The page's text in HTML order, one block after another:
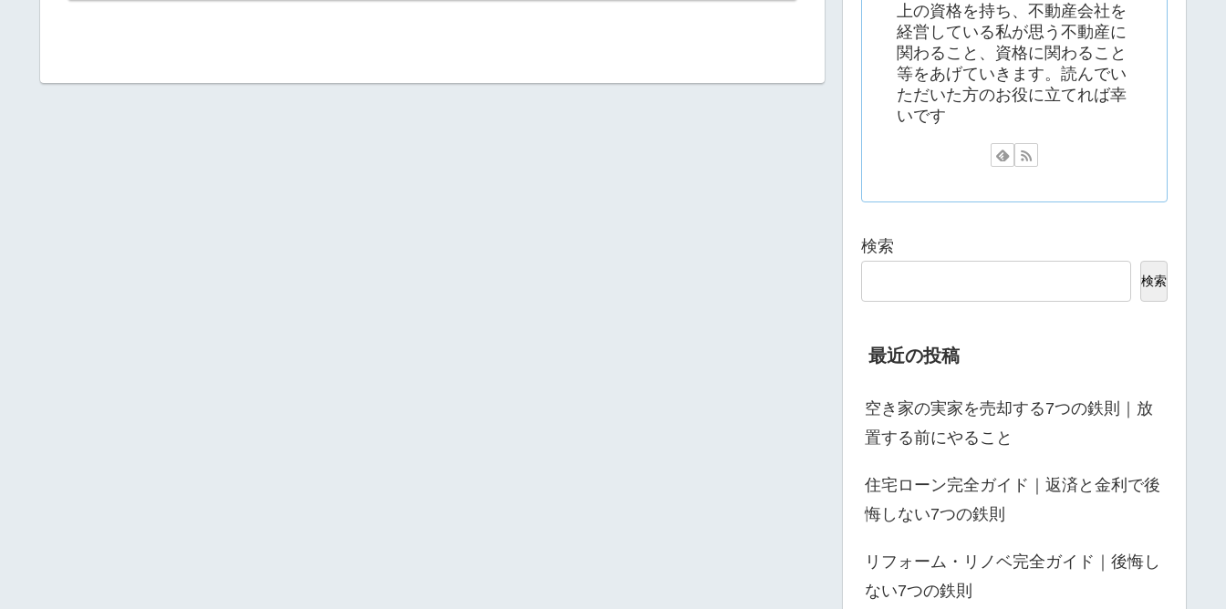
上の資格を持ち、不動産会社を
経営している私が思う不動産に
関わること、資格に関わること
等をあげていきます。読んでい
ただいた方のお役に立てれば幸
いです
検索
検索
最近の投稿
空き家の実家を売却する7つの鉄則｜放
置する前にやること
住宅ローン完全ガイド｜返済と金利で後
悔しない7つの鉄則
リフォーム・リノベ完全ガイド｜後悔し
ない7つの鉄則